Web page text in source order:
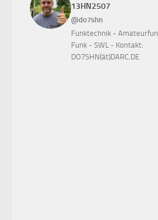
13HN2507
@do7shn
Funktechnik -
Funk - SWL - Kontakt:
DO7SHN(ät)DARC.DE